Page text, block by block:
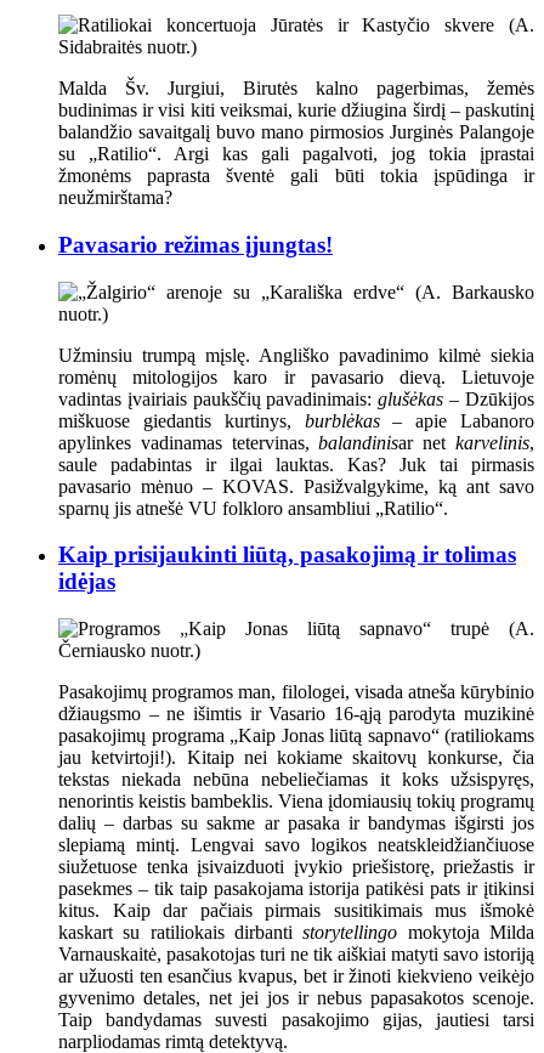
Malda Šv. Jurgiui, Birutės kalno pagerbimas, žemės
budinimas ir visi kiti veiksmai, kurie džiugina širdį – paskutinį
balandžio savaitgalį buvo mano pirmosios Jurginės Palangoje
su „Ratilio“. Argi kas gali pagalvoti, jog tokia įprastai
žmonėms paprasta šventė gali būti tokia įspūdinga ir
neužmirštama?
Pavasario režimas įjungtas!
Užminsiu trumpą mįslę. Angliško pavadinimo kilmė siekia
romėnų mitologijos karo ir pavasario dievą. Lietuvoje
vadintas įvairiais paukščių pavadinimais:glušėkas– Dzūkijos
miškuose giedantis kurtinys, burblėkas– apie Labanoro
apylinkes vadinamas tetervinas,balandinisar netkarvelinis,
saule padabintas ir ilgai lauktas. Kas? Juk tai pirmasis
pavasario mėnuo – KOVAS. Pasižvalgykime, ką ant savo
sparnų jis atnešė VU folkloro ansambliui „Ratilio“.
Kaip prisijaukinti liūtą, pasakojimą ir tolimas
idėjas
Pasakojimų programos man, filologei, visada atneša kūrybinio
džiaugsmo – ne išimtis ir Vasario 16-ąją parodyta muzikinė
pasakojimų programa „Kaip Jonas liūtą sapnavo“ (ratiliokams
jau ketvirtoji!). Kitaip nei kokiame skaitovų konkurse, čia
tekstas niekada nebūna nebeliečiamas it koks užsispyręs,
nenorintis keistis bambeklis. Viena įdomiausių tokių programų
dalių – darbas su sakme ar pasaka ir bandymas išgirsti jos
slepiamą mintį. Lengvai savo logikos neatskleidžiančiuose
siužetuose tenka įsivaizduoti įvykio priešistorę, priežastis ir
pasekmes – tik taip pasakojama istorija patikėsi pats ir įtikinsi
kitus. Kaip dar pačiais pirmais susitikimais mus išmokė
kaskart su ratiliokais dirbantistorytellingo mokytoja Milda
Varnauskaitė, pasakotojas turi ne tik aiškiai matyti savo istoriją
ar užuosti ten esančius kvapus, bet ir žinoti kiekvieno veikėjo
gyvenimo detales, net jei jos ir nebus papasakotos scenoje.
Taip bandydamas suvesti pasakojimo gijas, jautiesi tarsi
narpliodamas rimtą detektyvą.